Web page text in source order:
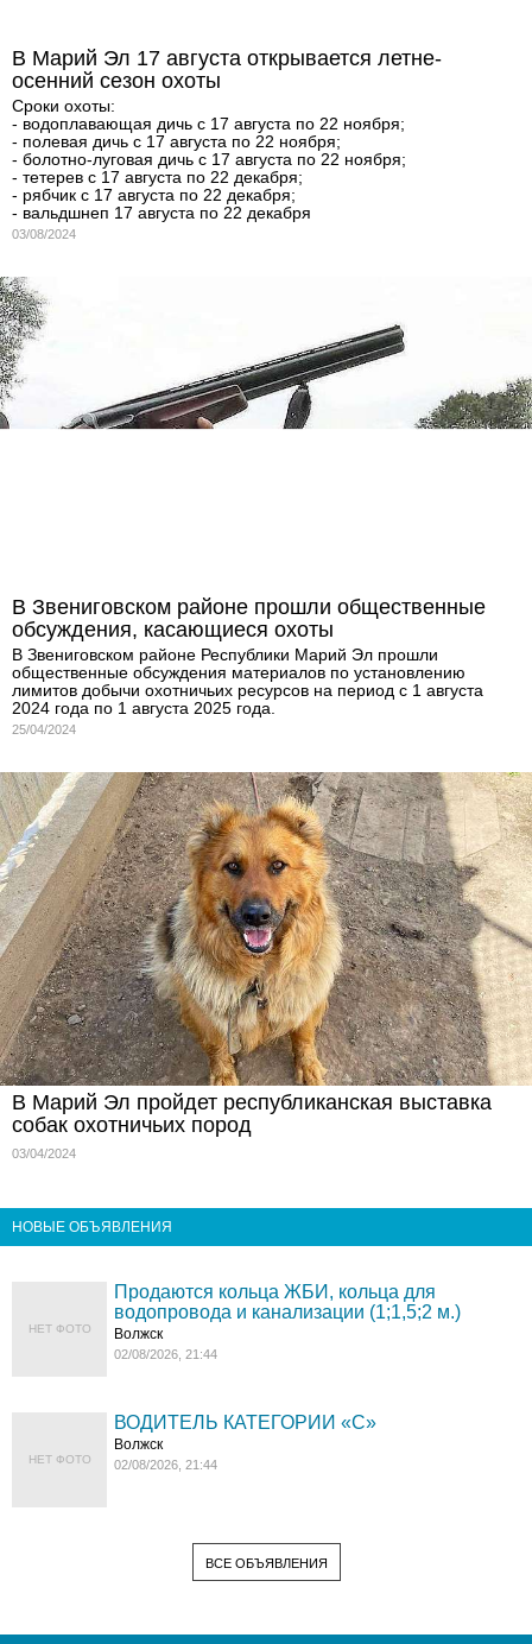
В Марий Эл 17 августа открывается летне-
осенний сезон охоты
Сроки охоты:
- водоплавающая дичь с 17 августа по 22 ноября;
- полевая дичь с 17 августа по 22 ноября;
- болотно-луговая дичь с 17 августа по 22 ноября;
- тетерев с 17 августа по 22 декабря;
- рябчик с 17 августа по 22 декабря;
- вальдшнеп 17 августа по 22 декабря
03/08/2024
В Звениговском районе прошли общественные
обсуждения, касающиеся охоты
В Звениговском районе Республики Марий Эл прошли
общественные обсуждения материалов по установлению
лимитов добычи охотничьих ресурсов на период с 1 августа
2024 года по 1 августа 2025 года.
25/04/2024
В Марий Эл пройдет республиканская выставка
собак охотничьих пород
03/04/2024
НОВЫЕ ОБЪЯВЛЕНИЯ
НЕТ ФОТО
Продаются кольца ЖБИ, кольца для
водопровода и канализации (1;1,5;2 м.)
Волжск
02/08/2026, 21:44
НЕТ ФОТО
ВОДИТЕЛЬ КАТЕГОРИИ «C»
Волжск
02/08/2026, 21:44
ВСЕ ОБЪЯВЛЕНИЯ